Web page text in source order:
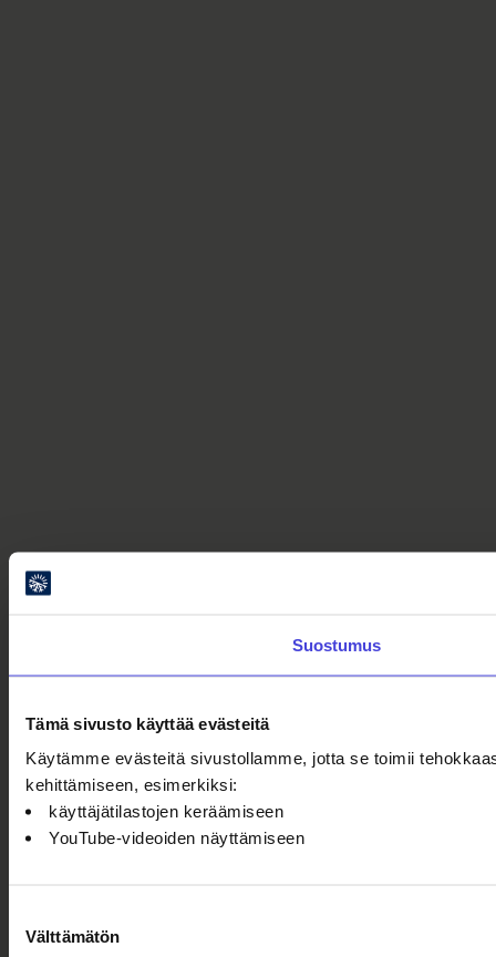
Suostumus
Tämä sivusto käyttää evästeitä
Käytämme evästeitä sivustollamme, jotta se toimii
kehittämiseen, esimerkiksi:
käyttäjätilastojen keräämiseen
YouTube-videoiden näyttämiseen
valinta
Välttämätön